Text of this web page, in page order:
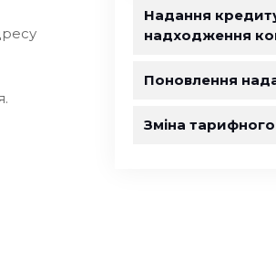
Надання
надходження
Поновлення
Зміна